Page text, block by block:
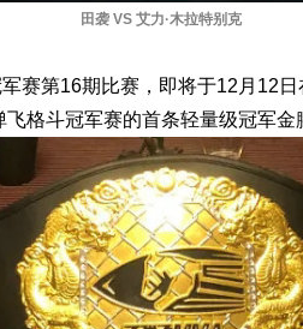
田袭 VS 艾力·木拉特别克
赛第16期比赛，即将于12月12日
格斗冠军赛的首条轻量级冠军金